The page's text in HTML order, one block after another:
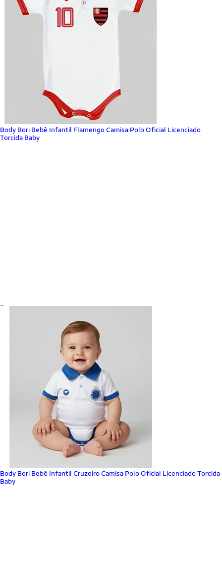
Body Bori Bebê Infantil Flamengo Camisa Polo Oficial Licenciado
Torcida Baby
Body Bori Bebê Infantil Cruzeiro Camisa Polo Oficial Licenciado Torcida
Baby